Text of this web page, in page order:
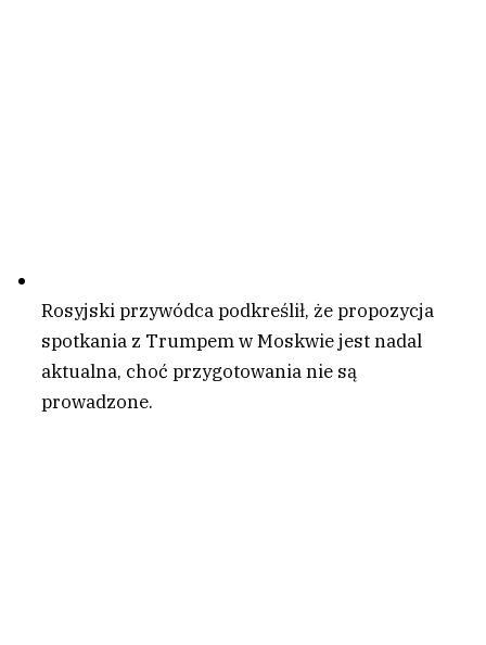
Rosyjski przywódca podkreślił, że propozycja
spotkania z Trumpem w Moskwie jest nadal
aktualna, choć przygotowania nie są
prowadzone.